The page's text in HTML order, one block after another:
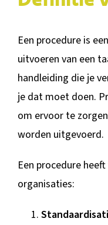
Een procedure is
uitvoeren van een
handleiding die je
je dat moet doen.
om ervoor te
worden uitgevoerd.
Een procedure
organisaties: